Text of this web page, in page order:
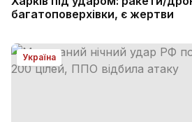
багатоповерхівки, є жертви
Україна